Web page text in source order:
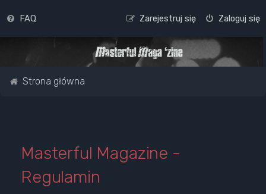
FAQ Zaloguj się
Zarejestruj się
Strona główna
Masterful Magazine -
Regulamin